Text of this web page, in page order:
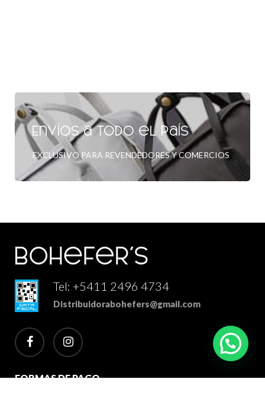
Envíos a todo el país
EXCLUSIVO PARA REVENDEDORES Y COMERCIOS
Tel: +5411 2496 4734
Distribuidorabohefers@gmail.com
facebook instagram
FORMAS DE PAGO